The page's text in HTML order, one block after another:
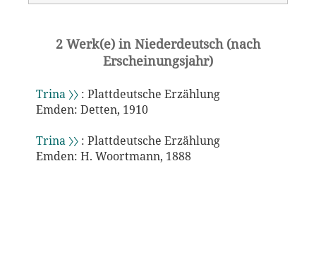
2 Werk(e) in Niederdeutsch (nach
Erscheinungsjahr)
Trina 〉〉: Plattdeutsche Erzählung
Emden: Detten, 1910
Trina 〉〉: Plattdeutsche Erzählung
Emden: H. Woortmann, 1888